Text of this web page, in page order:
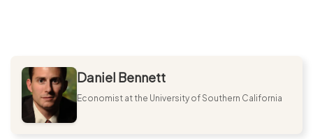
Daniel Bennett
Economist at the University of Southern California